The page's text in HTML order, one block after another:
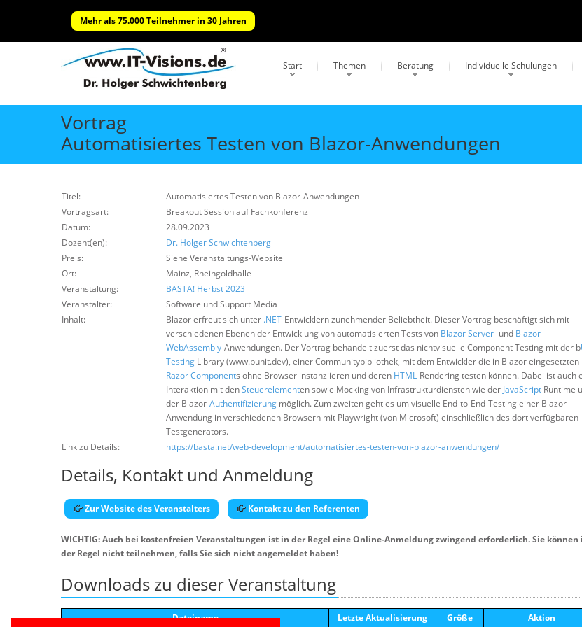
Mehr als 75.000 Teilnehmer in 30 Jahren
Start Themen Beratung Individuelle Schulungen
Vortrag
Automatisiertes Testen von Blazor-Anwendungen
Titel:
Automatisiertes Testen von Blazor-Anwendungen
Vortragsart:
Breakout Session auf Fachkonferenz
Datum:
28.09.2023
Dozent(en):
Dr. Holger Schwichtenberg
Preis:
Siehe Veranstaltungs-Website
Ort:
Mainz, Rheingoldhalle
Veranstaltung:
BASTA! Herbst 2023
Veranstalter:
Software und Support Media
Inhalt:
Blazor erfreut sich unter .NET-Entwicklern zunehmender Beliebtheit. Dieser Vortrag beschäftigt sich mit
verschiedenen Ebenen der Entwicklung von automatisierten Tests von Blazor Server- und Blazor
WebAssembly-Anwendungen. Der Vortrag behandelt zuerst das nichtvisuelle Component Testing mit der b
Testing Library (www.bunit.dev), einer Communitybibliothek, mit dem Entwickler die in Blazor eingesetzten
Razor Components ohne Browser instanziieren und deren HTML-Rendering testen können. Dabei ist auch
Interaktion mit denSteuerelementen sowie Mocking von Infrastrukturdiensten wie der JavaScript Runtime
der Blazor-Authentifizierung möglich. Zum zweiten geht es um visuelle End-to-End-Testing einer Blazor-
Anwendung in verschiedenen Browsern mit Playwright (von Microsoft) einschließlich des dort verfügbaren
Testgenerators.
Link zu Details:
https://basta.net/web-development/automatisiertes-testen-von-blazor-anwendungen/
Details, Kontakt und Anmeldung
Zur Website des Veranstalters Kontakt zu den Referenten
WICHTIG: Auch bei kostenfreien Veranstaltungen ist in der Regel eine Online-Anmeldung zwingend erforderlich. Sie können
der Regel nicht teilnehmen, falls Sie sich nicht angemeldet haben!
Downloads zu dieser Veranstaltung
Dateiname Letzte Aktualisierung Größe Aktion